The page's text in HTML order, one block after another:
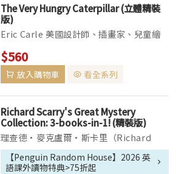
The Very Hungry Caterpillar (立體精裝
版)
Eric Carle 美國設計師、插畫家、兒童繪
本作家和兒童文學作家。他最有名的作品是
他用拼貼技法創作的《好餓的毛毛蟲》，截
至2014年，已經被翻譯成超過60種語言，
$560
放入購物車 看全系列
Richard Scarry's Great Mystery
Collection: 3-books-in-1! (精裝版)
理查德·麥克盧爾·斯卡里（Richard
McClure Scarry）是美國兒童作家和插畫
家，出版了300多本書，全球銷量超過1億
【Penguin Random House】2026 英
語課外讀物特典>75折起